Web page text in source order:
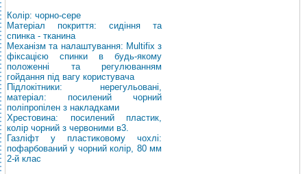
Колір: чорно-сере
Матеріал покриття: сидіння та
спинка - тканина
Механізм та налаштування: Multifix з
фіксацією спинки в будь-якому
положенні та регулюванням
гойдання під вагу користувача
Підлокітники: нерегульовані,
матеріал: посилений чорний
поліпропілен з накладками
Хрестовина: посилений пластик,
колір чорний з червоними в3.
Газліфт у пластиковому чохлі:
пофарбований у чорний колір, 80 мм
2-й клас